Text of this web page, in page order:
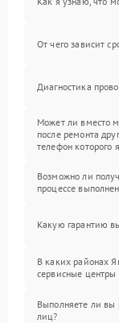
От чего зависит
Диагностика
Может ли вместо
после ремонта
телефон которого
Возможно ли
процессе
Какую гарантию
В каких районах
сервисные центры
Выполняете ли вы
лиц?